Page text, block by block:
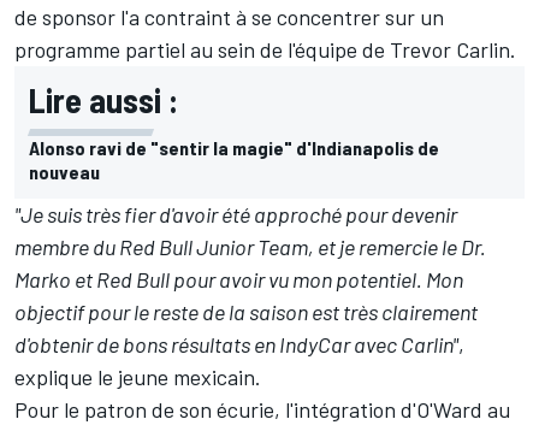
de sponsor l'a contraint à se concentrer sur un
programme partiel au sein de l'équipe de Trevor Carlin.
Lire aussi :
Alonso ravi de "sentir la magie" d'Indianapolis de
nouveau
"Je suis très fier d'avoir été approché pour devenir
membre du Red Bull Junior Team, et je remercie le Dr.
Marko et Red Bull pour avoir vu mon potentiel. Mon
objectif pour le reste de la saison est très clairement
d'obtenir de bons résultats en IndyCar avec Carlin",
explique le jeune mexicain.
Pour le patron de son écurie, l'intégration d'O'Ward au